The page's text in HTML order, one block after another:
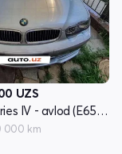
UZS
BMW 7 series IV - avlod (E65/E66)
000 km